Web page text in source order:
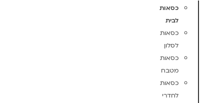
כסאות
לבית
כסאות
לסלון
כסאות
מטבח
כסאות
לחדרי